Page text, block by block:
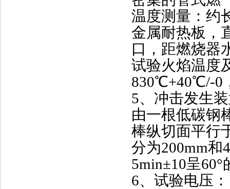
温度测量：约
金属耐热板，
口，距燃烧器
试验火焰温度
830℃+40℃/-0
5、冲击发生
由一根低碳钢
棒纵切面平行
分为200mm和
5min±10呈60°
6、试验电压：